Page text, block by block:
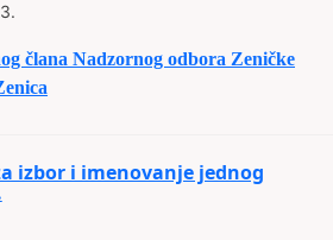
člana Nadzornog odbora Zeničke
izbor i imenovanje jednog